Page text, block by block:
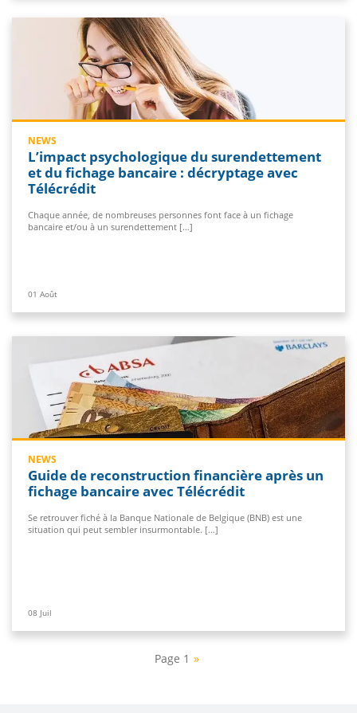
NEWS
L’impact psychologique du surendettement
et du fichage bancaire : décryptage avec
Télécrédit
Chaque année, de nombreuses personnes font face à un fichage
bancaire et/ou à un surendettement […]
01 Août
NEWS
Guide de reconstruction financière après un
fichage bancaire avec Télécrédit
Se retrouver fiché à la Banque Nationale de Belgique (BNB) est une
situation qui peut sembler insurmontable. […]
08 Juil
Page 1 »